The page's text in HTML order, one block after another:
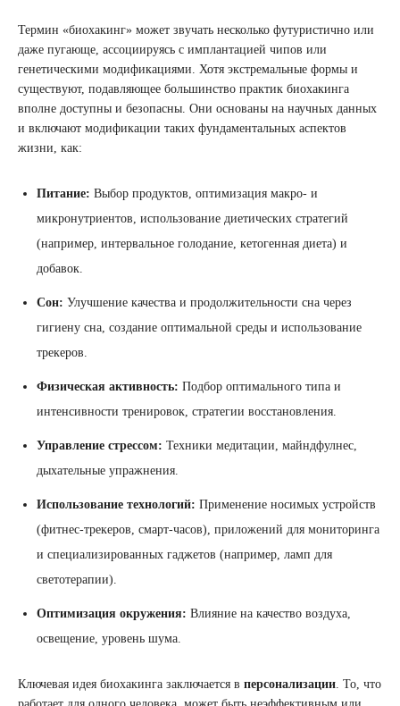
Термин «биохакинг» может звучать несколько футуристично или
даже пугающе, ассоциируясь с имплантацией чипов или
генетическими модификациями. Хотя экстремальные формы и
существуют, подавляющее большинство практик биохакинга
вполне доступны и безопасны. Они основаны на научных данных
и включают модификации таких фундаментальных аспектов
жизни, как:
Питание: Выбор продуктов, оптимизация макро- и
микронутриентов, использование диетических стратегий
(например, интервальное голодание, кетогенная диета) и
добавок.
Сон: Улучшение качества и продолжительности сна через
гигиену сна, создание оптимальной среды и использование
трекеров.
Физическая активность: Подбор оптимального типа и
интенсивности тренировок, стратегии восстановления.
Управление стрессом: Техники медитации, майндфулнес,
дыхательные упражнения.
Использование технологий: Применение носимых устройств
(фитнес-трекеров, смарт-часов), приложений для мониторинга
и специализированных гаджетов (например, ламп для
светотерапии).
Оптимизация окружения: Влияние на качество воздуха,
освещение, уровень шума.
Ключевая идея биохакинга заключается в персонализации. То, что